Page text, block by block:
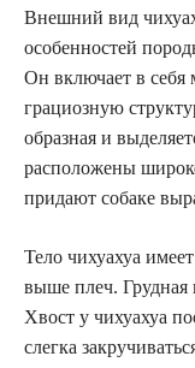
Внешний вид
особенностей
Он включает в себя
грациозную
образная и
расположены
придают собаке
Тело чихуахуа
выше плеч. Грудная
Хвост у чихуахуа
слегка